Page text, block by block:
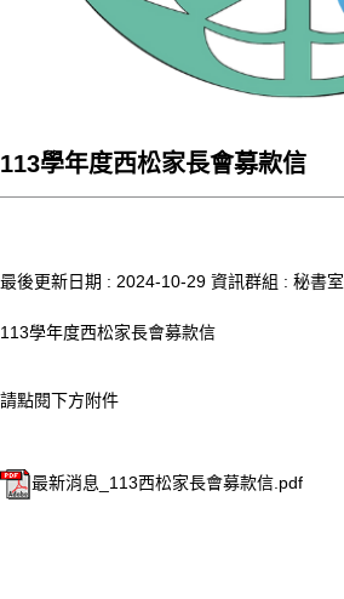
113學年度西松家長會募款信
最後更新日期 : 2024-10-29 資訊群組 : 秘書室
113學年度西松家長會募款信
請點閱下方附件
最新消息_113西松家長會募款信.pdf